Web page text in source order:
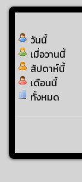
วันนี้
เมื่อวานนี้
สัปดาห์นี้
เดือนนี้
ทั้งหมด